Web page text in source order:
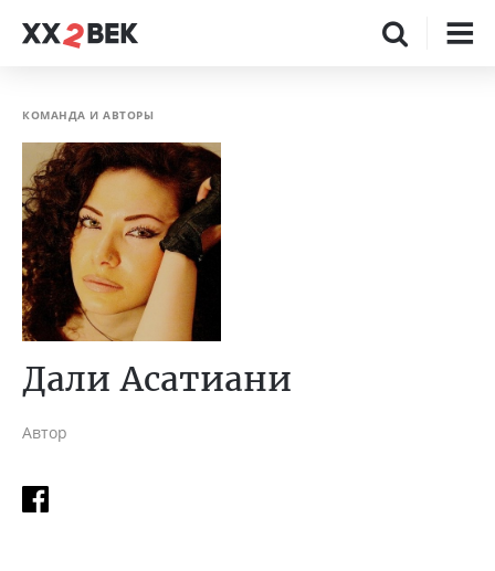
КОМАНДА И АВТОРЫ
Дали Асатиани
Автор